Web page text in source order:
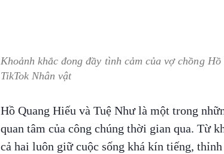
Khoảnh khắc đong đầy tình cảm của vợ chồng
TikTok Nhân vật
Hồ Quang Hiếu và Tuệ Như là một trong
quan tâm của công chúng thời gian qua. Từ
cả hai luôn giữ cuộc sống khá kín tiếng,